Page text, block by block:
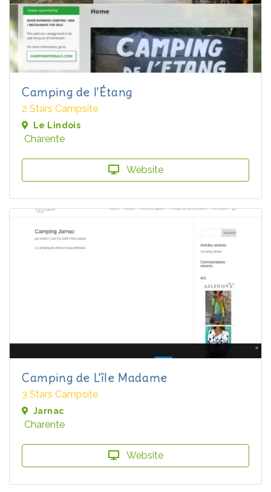
Camping de l'Étang
2 Stars Campsite
Le Lindois
Charente
Website
Camping de L'île Madame
3 Stars Campsite
Jarnac
Charente
Website